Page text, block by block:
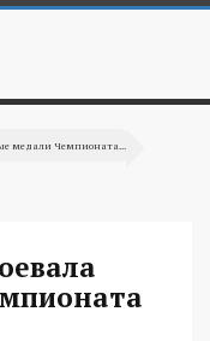
медали Чемпионата...